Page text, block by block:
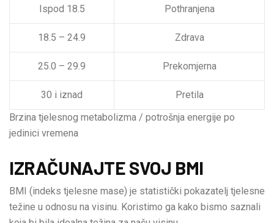
Ispod 18.5 Pothranjena
18.5 – 24.9 Zdrava
25.0 – 29.9 Prekomjerna
30 i iznad
Pretila
Brzina tjelesnog metabolizma / potrošnja energije po
jedinici vremena
IZRAČUNAJTE SVOJ BMI
BMI (indeks tjelesne mase) je statistički pokazatelj tjelesne
težine u odnosu na visinu. Koristimo ga kako bismo saznali